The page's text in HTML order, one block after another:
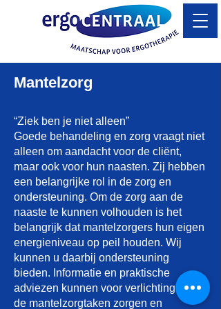
Mantelzorg
“Ziek ben je niet alleen”
Goede behandeling en zorg vraagt niet
alleen om aandacht voor de cliënt,
maar ook voor hun naasten. Zij hebben
een belangrijke rol in de zorg en
ondersteuning. Om de zorg aan de
naaste te kunnen volhouden is het
belangrijk dat mantelzorgers hun eigen
energieniveau op peil houden. Wij
kunnen u daarbij ondersteuning
bieden. Informatie en praktische
adviezen kunnen voor verlichting van
de mantelzorgtaken zorgen en